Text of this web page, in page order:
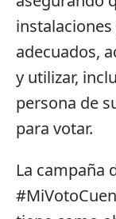
adecuados,
y utilizar,
persona de
para votar.
La campaña